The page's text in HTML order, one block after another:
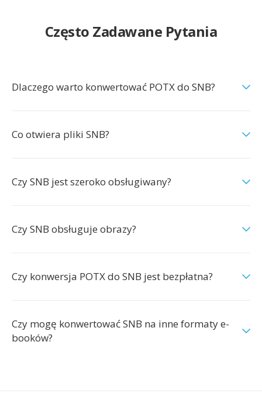
Często Zadawane Pytania
Dlaczego warto konwertować POTX do SNB?
Co otwiera pliki SNB?
Czy SNB jest szeroko obsługiwany?
Czy SNB obsługuje obrazy?
Czy konwersja POTX do SNB jest bezpłatna?
Czy mogę konwertować SNB na inne formaty e-
booków?